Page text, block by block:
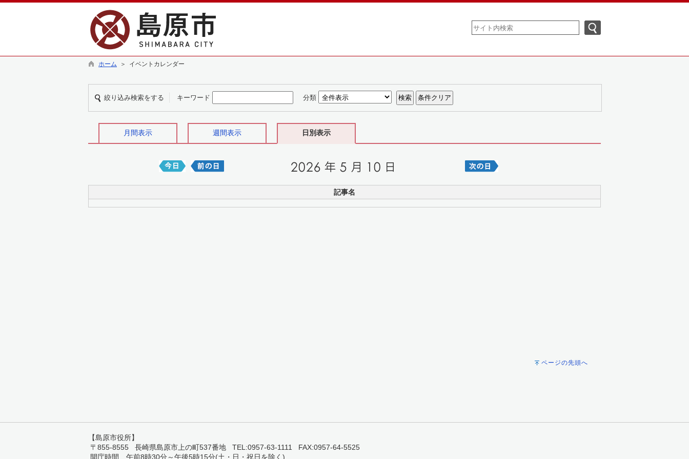
ホーム ＞ イベントカレンダー
絞り込み検索をする キーワード 分類
月間表示 週間表示 日別表示
記事名
ページの先頭へ
【島原市役所】
〒855-8555 長崎県島原市上の町537番地 TEL:0957-63-1111 FAX:0957-64-5525
開庁時間 午前8時30分～午後5時15分(土・日・祝日を除く)